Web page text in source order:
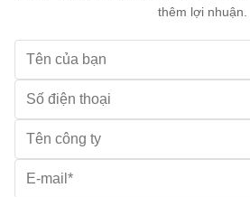
thêm lợi nhuận.